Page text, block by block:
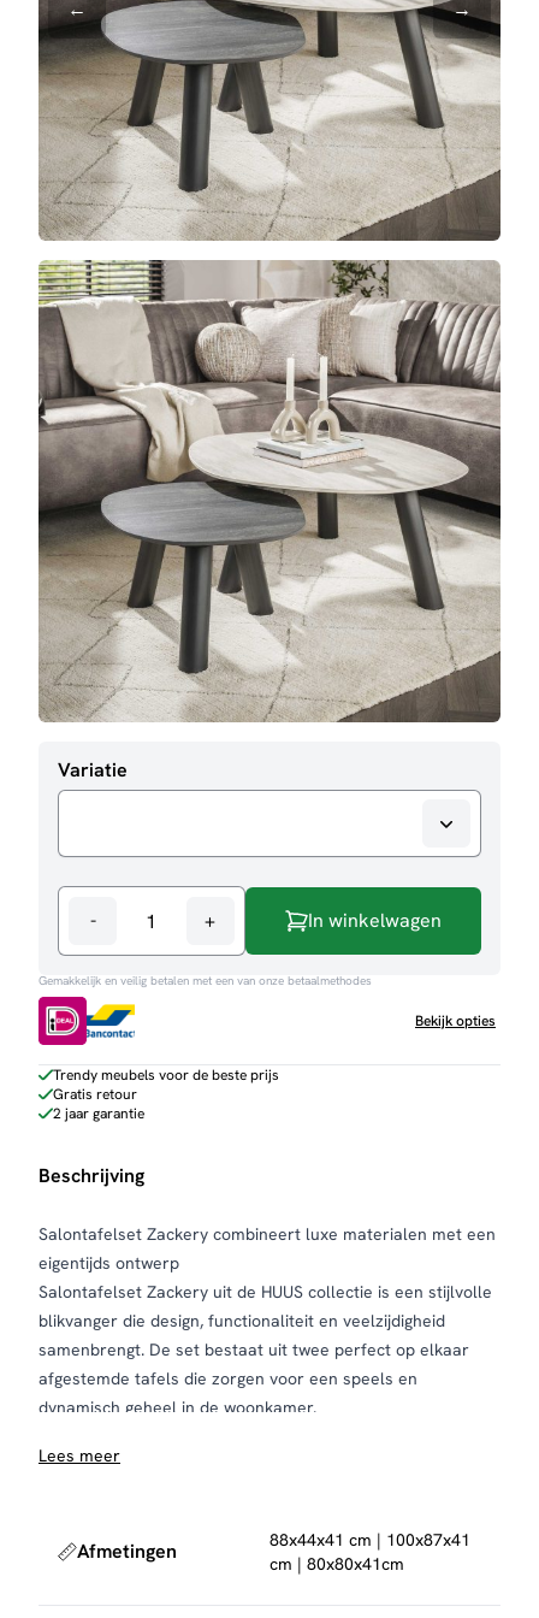
Variatie
-
Salontafelset
Zackery
aantal
+ In winkelwagen
Gemakkelijk en veilig betalen met een van onze betaalmethodes
Bekijk opties
Trendy meubels voor de beste prijs
Gratis retour
2 jaar garantie
Beschrijving
Salontafelset Zackery combineert luxe materialen met een
eigentijds ontwerp
Salontafelset Zackery uit de HUUS collectie is een stijlvolle
blikvanger die design, functionaliteit en veelzijdigheid
samenbrengt. De set bestaat uit twee perfect op elkaar
afgestemde tafels die zorgen voor een speels en
dynamisch geheel in de woonkamer.
met een elegante travertin look. De subtiele nuances en
hittebestendige en onderhoudsvriendelijke eigenschappen.
Salontafelset Zackery is verkrijgbaar in drie unieke
Lees meer
Afmetingen
88x44x41 cm | 100x87x41
cm | 80x80x41cm